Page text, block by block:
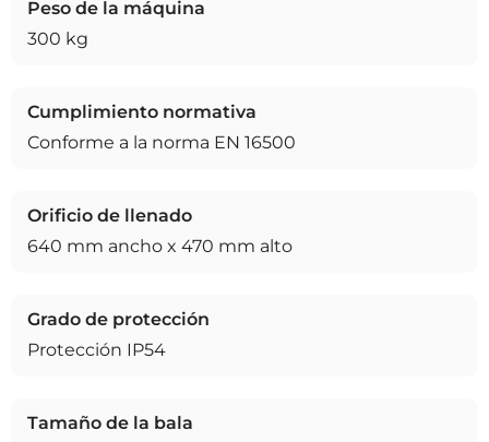
Peso de la máquina
300 kg
Cumplimiento normativa
Conforme a la norma EN 16500
Orificio de llenado
640 mm ancho x 470 mm alto
Grado de protección
Protección IP54
Tamaño de la bala